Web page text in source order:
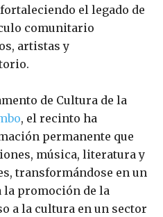
el legado de
comunitario
artistas y
de Cultura de la
, el recinto ha
permanente que
música, literatura y
transformándose en un
la promoción de la
a la cultura en un sector